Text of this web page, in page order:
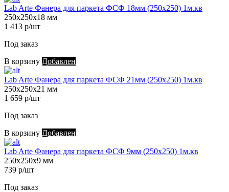
Lab Arte Фанера для паркета ФСФ 18мм (250х250) 1м.кв
250х250х18 мм
1 413 р/шт
Под заказ
В корзину Добавлен
Lab Arte Фанера для паркета ФСФ 21мм (250х250) 1м.кв
250х250х21 мм
1 659 р/шт
Под заказ
В корзину Добавлен
Lab Arte Фанера для паркета ФСФ 9мм (250х250) 1м.кв
250х250х9 мм
739 р/шт
Под заказ